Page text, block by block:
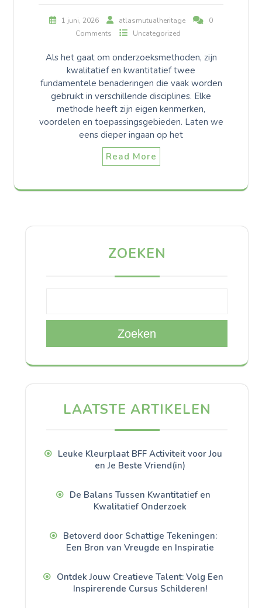
1 juni, 2026 atlasmutualheritage
0
Comments
Uncategorized
Als het gaat om onderzoeksmethoden, zijn
kwalitatief en kwantitatief twee
fundamentele benaderingen die vaak worden
gebruikt in verschillende disciplines. Elke
methode heeft zijn eigen kenmerken,
voordelen en toepassingsgebieden. Laten we
eens dieper ingaan op het
Read More
ZOEKEN
Zoeken
LAATSTE ARTIKELEN
Leuke Kleurplaat BFF Activiteit voor Jou
en Je Beste Vriend(in)
De Balans Tussen Kwantitatief en
Kwalitatief Onderzoek
Betoverd door Schattige Tekeningen:
Een Bron van Vreugde en Inspiratie
Ontdek Jouw Creatieve Talent: Volg Een
Inspirerende Cursus Schilderen!